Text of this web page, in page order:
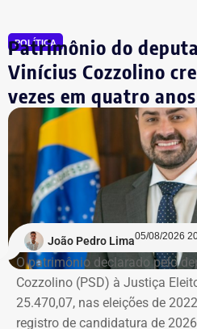
Mas, agora, que o ministro do
habeas corpus não vale mais,
a qualquer momento. De novo.
Na prática, a
ministro extingue o
O próprio Nunes Marques
corpus a Graciosa, citando o
medida cautelar de
ainda não havia, na ocasião,
processo em que Graciosa era
lavagem de dinheiro, que se
POLÍTICA
Patrimônio do
Vinícius Cozzolino
vezes em quatro anos
João Pedro Lima05/08/2026
O patrimônio declarado pelo
Cozzolino (PSD) à Justiça
25.470,07, nas eleições de
registro de candidatura de